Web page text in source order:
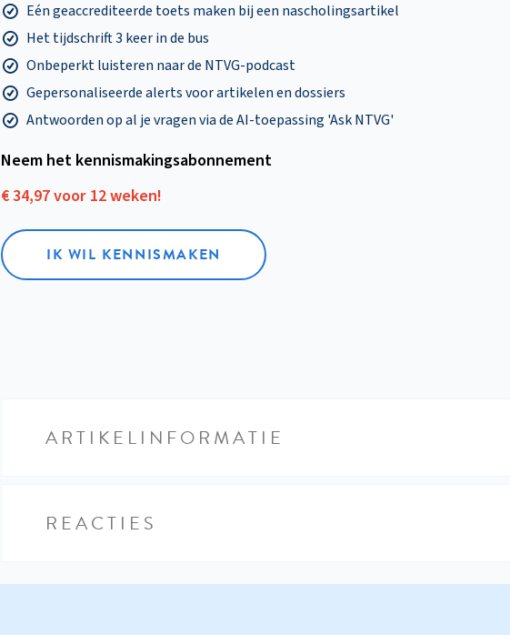
Eén geaccrediteerde toets maken bij een nascholingsartikel
Het tijdschrift 3 keer in de bus
Onbeperkt luisteren naar de NTVG-podcast
Gepersonaliseerde alerts voor artikelen en dossiers
Antwoorden op al je vragen via de AI-toepassing 'Ask NTVG'
Neem het kennismakings­abonnement
€ 34,97 voor 12 weken!
IK WIL KENNISMAKEN
ARTIKELINFORMATIE
REACTIES